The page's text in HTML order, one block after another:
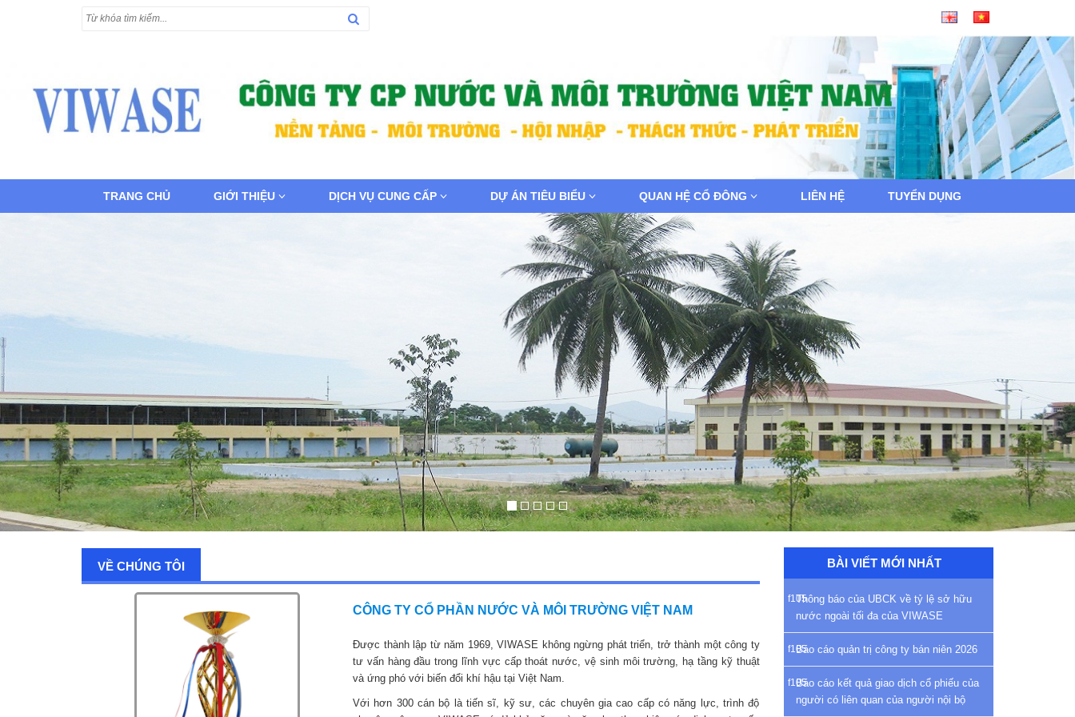
TRANG CHỦ GIỚI THIỆU DỊCH VỤ CUNG CẤP DỰ ÁN TIÊU BIỂU QUAN HỆ CỔ ĐÔNG LIÊN HỆ TUYỂN DỤNG
VỀ CHÚNG TÔI
CÔNG TY CỔ PHẦN NƯỚC VÀ MÔI TRƯỜNG VIỆT NAM
Được thành lập từ năm 1969, VIWASE không ngừng phát triển, trở thành một công ty
tư vấn hàng đầu trong lĩnh vực cấp thoát nước, vệ sinh môi trường, hạ tầng kỹ thuật
và ứng phó với biến đổi khí hậu tại Việt Nam.
Với hơn 300 cán bộ là tiến sĩ, kỹ sư, các chuyên gia cao cấp có năng lực, trình độ
BÀI VIẾT MỚI NHẤT
Thông báo của UBCK về tỷ lệ sở hữu
nước ngoài tối đa của VIWASE
Báo cáo quản trị công ty bán niên 2026
Báo cáo kết quả giao dịch cổ phiếu của
người có liên quan của người nội bộ